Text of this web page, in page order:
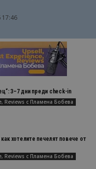
17:46
3–7 дни преди check-in
Reviews с Пламена Бобева
как хотелите печелят повече от
Reviews с Пламена Бобева